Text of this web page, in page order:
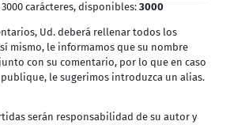
carácteres, disponibles:3000
Ud. deberá rellenar todos los
mismo, le informamos que su nombre
con su comentario, por lo que en caso
le sugerimos introduzca un alias.
serán responsabilidad de su autor y